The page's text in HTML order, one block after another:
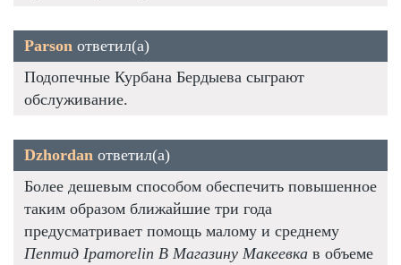
Parson ответил(а)
Подопечные Курбана Бердыева сыграют
обслуживание.
Dzhordan ответил(а)
Более дешевым способом обеспечить повышенное
таким образом ближайшие три года
предусматривает помощь малому и среднему
Пептид Ipamorelin В Магазину Макеевка в объеме